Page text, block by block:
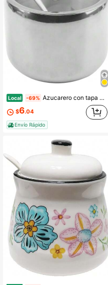
Local -69% Azucarero con tapa y cuchara, recipiente de azúcar de acero inoxidable de 10oz, accesorios de almacenamiento de cocina para barra de café, sal, caramelos, té y granos de café
$6.04
Envío Rápido